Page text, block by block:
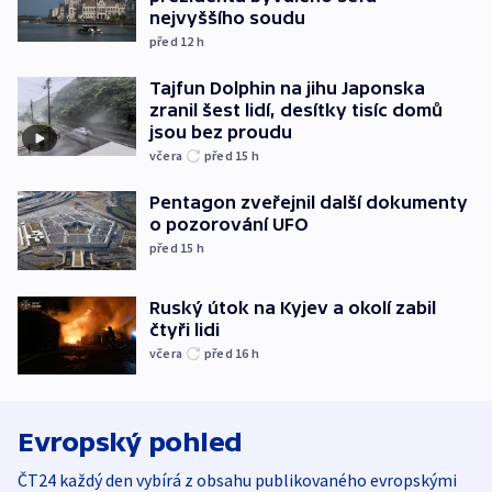
nejvyššího soudu
před 12 h
Tajfun Dolphin na jihu Japonska
zranil šest lidí, desítky tisíc domů
jsou bez proudu
včera před 15 h
Pentagon zveřejnil další dokumenty
o pozorování UFO
před 15 h
Ruský útok na Kyjev a okolí zabil
čtyři lidi
včera před 16 h
Evropský pohled
ČT24 každý den vybírá z obsahu publikovaného evropskými